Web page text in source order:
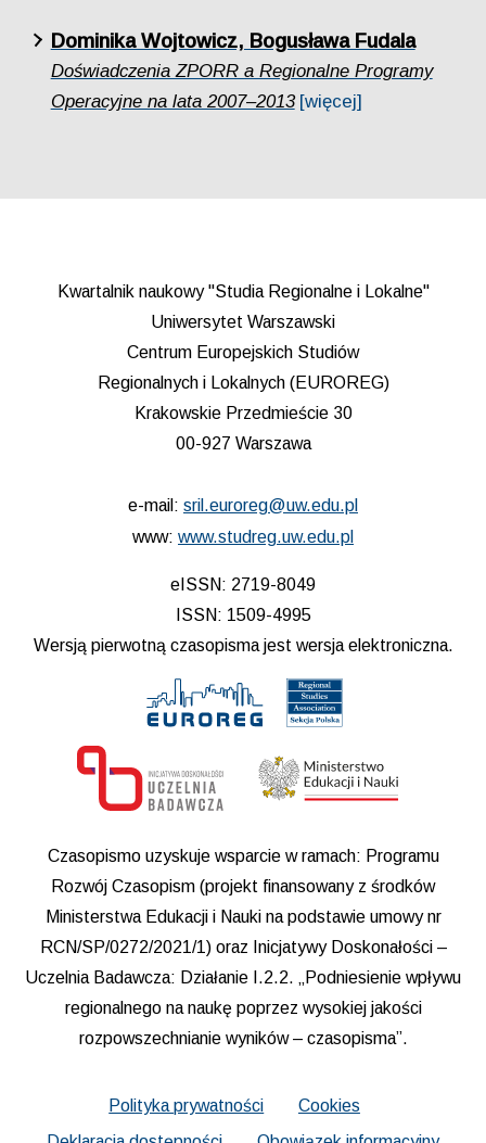
Dominika Wojtowicz, Bogusława Fudala
Doświadczenia ZPORR a Regionalne Programy
Operacyjne na lata 2007–2013 [więcej]
Kwartalnik naukowy "Studia Regionalne i Lokalne"
Uniwersytet Warszawski
Centrum Europejskich Studiów
Regionalnych i Lokalnych (EUROREG)
Krakowskie Przedmieście 30
00-927 Warszawa
e-mail: sril.euroreg@uw.edu.pl
www: www.studreg.uw.edu.pl
eISSN: 2719-8049
ISSN: 1509-4995
Wersją pierwotną czasopisma jest wersja elektroniczna.
Czasopismo uzyskuje wsparcie w ramach: Programu
Rozwój Czasopism (projekt finansowany z środków
Ministerstwa Edukacji i Nauki na podstawie umowy nr
RCN/SP/0272/2021/1) oraz Inicjatywy Doskonałości –
Uczelnia Badawcza: Działanie I.2.2. „Podniesienie wpływu
regionalnego na naukę poprzez wysokiej jakości
rozpowszechnianie wyników – czasopisma”.
Polityka prywatności
Cookies